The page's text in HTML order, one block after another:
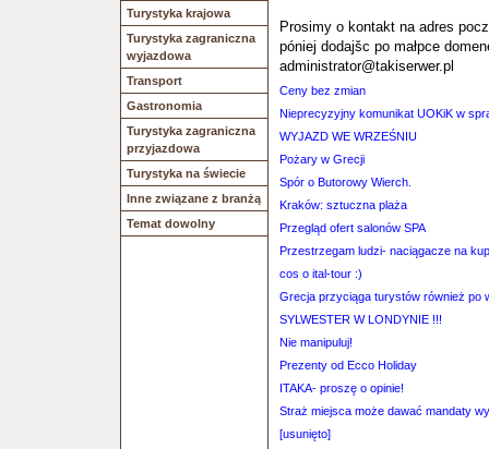
Turystyka krajowa
Turystyka zagraniczna
wyjazdowa
Transport
Gastronomia
Turystyka zagraniczna
przyjazdowa
Turystyka na świecie
Inne związane z branżą
Temat dowolny
Prosimy o kontakt na adres
póniej dodajšc po małpce
administrator@takiserwer.pl
Ceny bez zmian
Nieprecyzyjny komunikat UOKiK w
WYJAZD WE WRZEŚNIU
Pożary w Grecji
Spór o Butorowy Wierch.
Kraków: sztuczna plaża
Przegląd ofert salonów SPA
Przestrzegam ludzi- naciągacze na
cos o ital-tour :)
Grecja przyciąga turystów również po
SYLWESTER W LONDYNIE !!!
Nie manipuluj!
Prezenty od Ecco Holiday
ITAKA- proszę o opinie!
Straż miejsca może dawać mandaty
[usunięto]